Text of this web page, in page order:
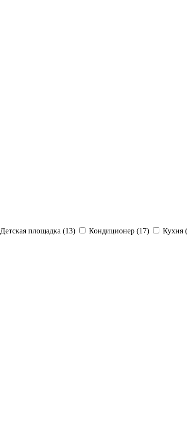
Детская площадка (13) Кондиционер (17) Кухня